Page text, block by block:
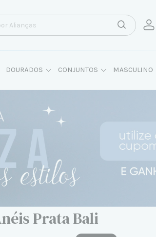
DOURADOS CONJUNTOS MASCULINO
Prata Bali